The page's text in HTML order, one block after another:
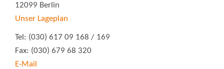
12099 Berlin
Unser Lageplan
Tel: (030) 617 09 168 / 169
Fax: (030) 679 68 320
E-Mail